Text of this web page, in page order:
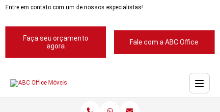
Entre em contato com um de nossos especialistas!
Faça seu orçamento
agora
Fale com a ABC Office